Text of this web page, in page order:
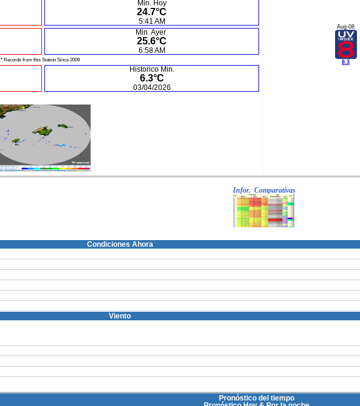
Min. Hoy
24.7°C
5:41 AM
Min. Ayer
25.6°C
6:58 AM
* Records from this Station Since 2009
Historico Min.
6.3°C
03/04/2026
Aug-08
8.3
Infor. Comparativas
Condiciones Ahora
Viento
Pronóstico del tiempo